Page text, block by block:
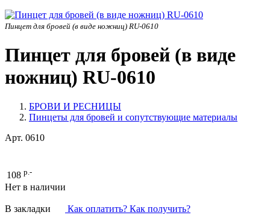
Пинцет для бровей (в виде ножниц) RU-0610
Пинцет для бровей (в виде
ножниц) RU-0610
БРОВИ И РЕСНИЦЫ
Пинцеты для бровей и сопутствующие материалы
Арт. 0610
108 р.-
Нет в наличии
В закладки Как оплатить? Как получить?